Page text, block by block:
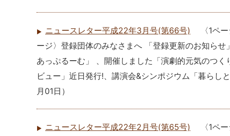
ニュースレター平成22年3月号(第66号)
〈1ペ
ージ〉登録団体のみなさまへ 「登録更新のお知ら
あっぷるーむ」 、開催しました「演劇的元気のつ
ビュー」近日発行!、講演会&シンポジウム「暮らし
月01日 ）
ニュースレター平成22年2月号(第65号)
〈1ペ